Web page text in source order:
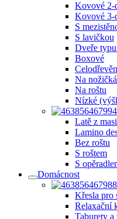
Kovové 2-
Kovové 3-
S
S lavičkou
Dveře
Boxové
Na
Na roštu
Nízké
Latě z
Lamino
Bez roštu
S roštem
S
Domácnost
Křesla pro
Relaxační
Taburety